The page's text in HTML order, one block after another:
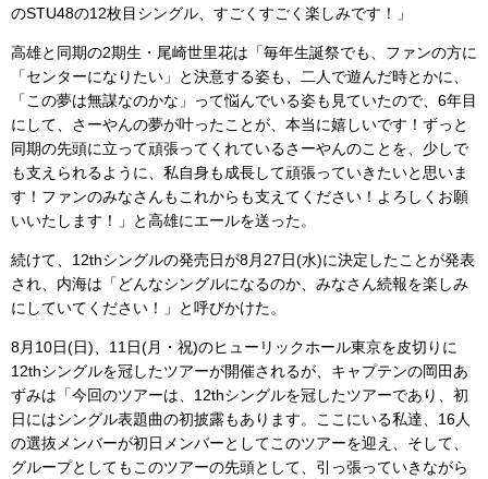
のSTU48の12枚目シングル、すごくすごく楽しみです！」
高雄と同期の2期生・尾崎世里花は「毎年生誕祭でも、ファンの方に
「センターになりたい」と決意する姿も、二人で遊んだ時とかに、
「この夢は無謀なのかな」って悩んでいる姿も見ていたので、6年目
にして、さーやんの夢が叶ったことが、本当に嬉しいです！ずっと
同期の先頭に立って頑張ってくれているさーやんのことを、少しで
も支えられるように、私自身も成長して頑張っていきたいと思いま
す！ファンのみなさんもこれからも支えてください！よろしくお願
いいたします！」と高雄にエールを送った。
続けて、12thシングルの発売日が8月27日(水)に決定したことが発表
され、内海は「どんなシングルになるのか、みなさん続報を楽しみ
にしていてください！」と呼びかけた。
8月10日(日)、11日(月・祝)のヒューリックホール東京を皮切りに
12thシングルを冠したツアーが開催されるが、キャプテンの岡田あ
ずみは「今回のツアーは、12thシングルを冠したツアーであり、初
日にはシングル表題曲の初披露もあります。ここにいる私達、16人
の選抜メンバーが初日メンバーとしてこのツアーを迎え、そして、
グループとしてもこのツアーの先頭として、引っ張っていきながら